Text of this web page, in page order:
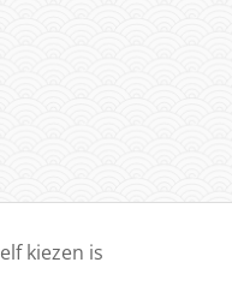
kiezen is